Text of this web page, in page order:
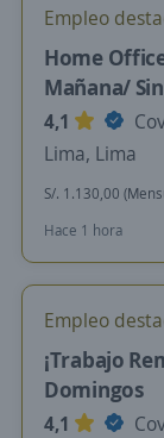
Empleo
Home
Mañana/
4,1
Lima, Lima
S/. 1.130,00
Hace 1 hora
Empleo
¡Trabajo
Domingos
4,1